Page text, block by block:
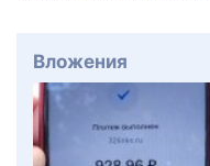
Вложения